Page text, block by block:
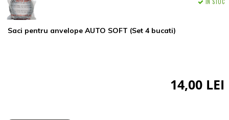
Saci pentru anvelope AUTO SOFT (Set 4 bucati)
14,00 LEI